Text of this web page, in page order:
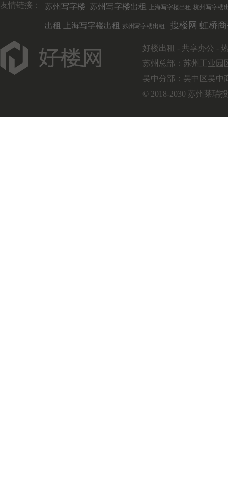
友情链接： 苏州写字楼 苏州写字楼出租 上海写字楼出租 杭州写字楼
出租 上海写字楼出租 苏州写字楼出租 搜楼网 虹桥
好楼出租 - 共享办公 -
苏州总部：苏州工业园
吴中分部：吴中区吴中
© 2018-2030 苏州莱瑞